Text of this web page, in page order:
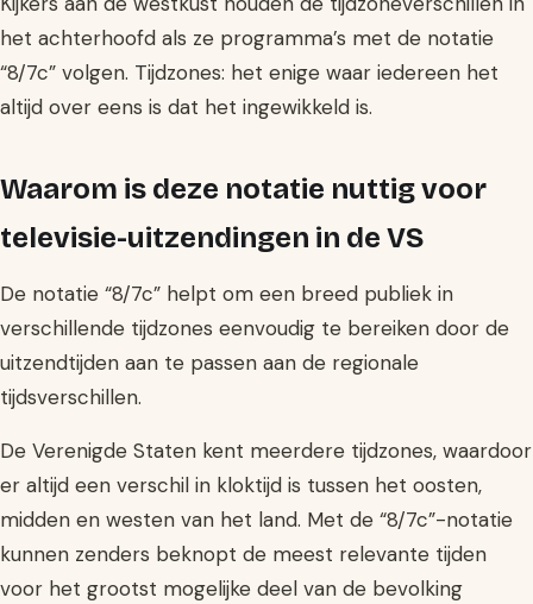
het achterhoofd als ze programma’s met de notatie
“8/7c” volgen. Tijdzones: het enige waar iedereen het
altijd over eens is dat het ingewikkeld is.
Waarom is deze notatie nuttig voor
televisie-uitzendingen in de VS
De notatie “8/7c” helpt om een breed publiek in
verschillende tijdzones eenvoudig te bereiken door de
uitzendtijden aan te passen aan de regionale
tijdsverschillen.
De Verenigde Staten kent meerdere tijdzones, waardoor
er altijd een verschil in kloktijd is tussen het oosten,
midden en westen van het land. Met de “8/7c”-notatie
kunnen zenders beknopt de meest relevante tijden
voor het grootst mogelijke deel van de bevolking